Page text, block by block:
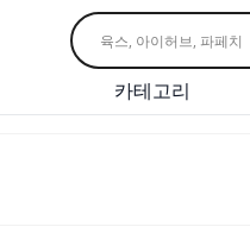
카테고리